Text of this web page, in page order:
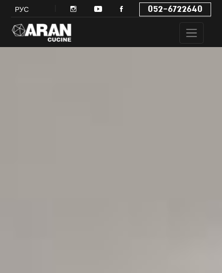
РУС 052-6722640